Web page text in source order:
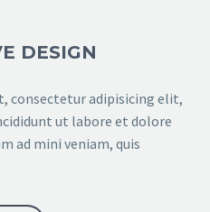
DESIGN
consectetur adipisicing elit,
ut labore et dolore
ad mini veniam, quis